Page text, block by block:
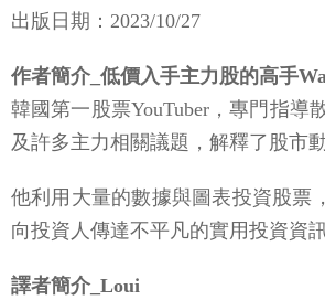
​​出版日期：2023/10/27
作者簡介_低價入手主力股的高手
韓國第一股票YouTuber，專門指
及許多主力相關議題，解釋了股市
他利用大量的數據與圖表投資股票
向投資人傳達不平凡的實用投資資訊
譯者簡介_Loui